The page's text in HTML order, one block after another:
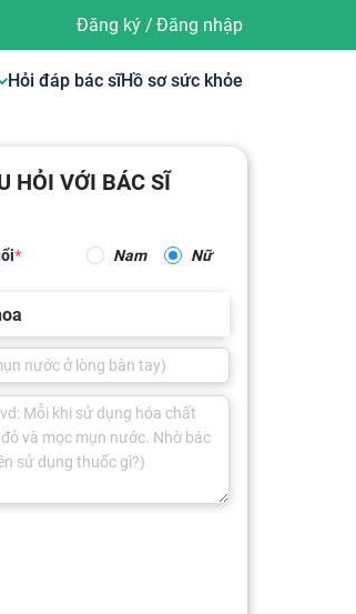
Đăng ký/ Đăng nhập
Hỏi đáp bác sĩHồ sơ sức khỏe
HỎI VỚI BÁC SĨ
Nam Nữ